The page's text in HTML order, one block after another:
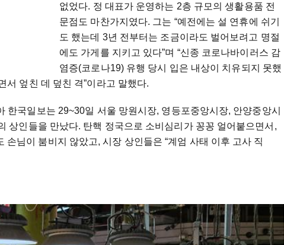
없었다. 정 대표가 운영하는 2층 규모의 생활용품 전
문점도 마찬가지였다. 그는 “예전에는 설 연휴에 쉬기
도 했는데 3년 전부터는 조금이라도 벌어보려고 명절
에도 가게를 지키고 있다”며 “신종 코로나바이러스 감
염증(코로나19) 유행 당시 입은 내상이 치유되지 못했
서 엎친 데 덮친 격”이라고 말했다.
한국일보는 29~30일 서울 망원시장, 영등포중앙시장, 안양중앙시
상인들을 만났다. 탄핵 정국으로 소비심리가 꽁꽁 얼어붙으면서,
손님이 붐비지 않았고, 시장 상인들은 “계엄 사태 이후 고사 직